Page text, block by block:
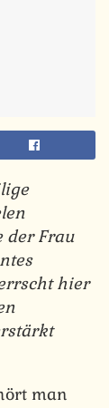
der Frau
hier
man